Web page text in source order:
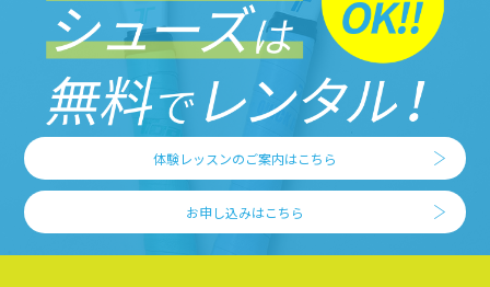
体験レッスンのご案内はこちら
お申し込みはこちら